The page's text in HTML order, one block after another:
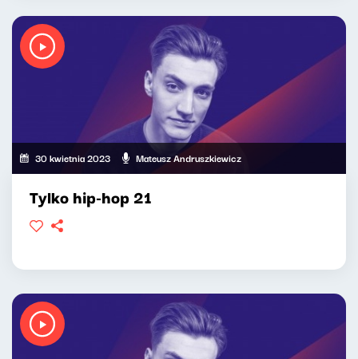
30 kwietnia 2023 Mateusz Andruszkiewicz
Tylko hip-hop 21